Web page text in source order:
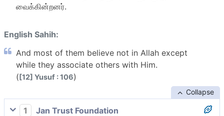
வைக்கின்றனர்.
English Sahih:
And most of them believe not in Allah except
while they associate others with Him.
([12] Yusuf : 106)
Collapse
1
Jan Trust Foundation